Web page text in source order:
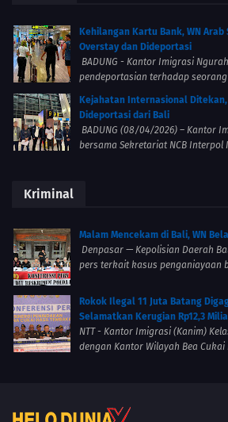
Kehilangan Kartu Bank, WN Arab
Overstay dan Dideportasi
BADUNG - Kantor Imigrasi
pendeportasian terhadap seorang
Kejahatan Internasional
Dideportasi dari Bali
BADUNG (08/04/2026) – Kantor
bersama Sekretariat NCB Interpol
Kriminal
Malam Mencekam di Bali, WN
Denpasar — Kepolisian Daerah
pers terkait kasus penganiayaan
Rokok Ilegal 11 Juta Batang
Selamatkan Kerugian Rp12,3
NTT - Kantor Imigrasi (Kanim)
dengan Kantor Wilayah Bea Cukai